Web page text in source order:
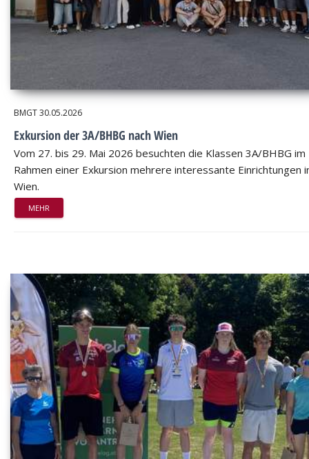
BMGT30.05.2026
Exkursion der 3A/BHBG nach Wien
Vom 27. bis 29. Mai 2026 besuchten die Klassen 3A/BHBG im
Rahmen einer Exkursion mehrere interessante Einrichtungen
Wien.
MEHR